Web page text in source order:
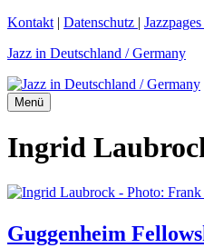
Zum
springen
Kontakt | Datenschutz |
Jazz in Deutschland / Germany
Menü
Ingrid
Guggenheim